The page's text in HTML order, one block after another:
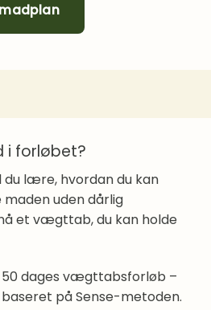
i forløbet?
du lære, hvordan du kan
uden dårlig
et vægttab, du kan holde
dages vægttabsforløb –
på Sense-metoden.